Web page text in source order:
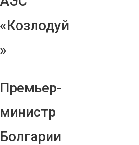
«Козлодуй
»
Премьер-
министр
Болгарии